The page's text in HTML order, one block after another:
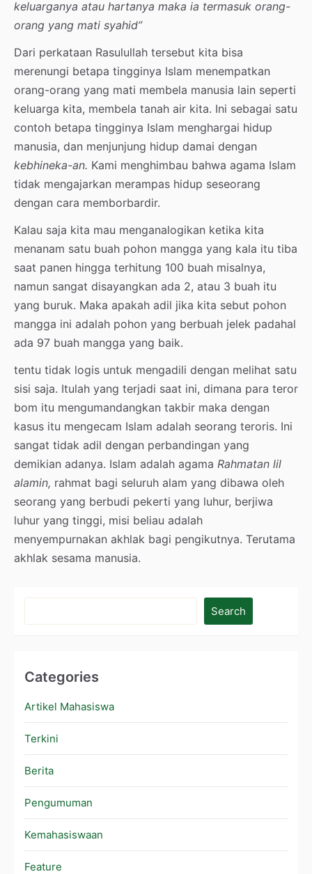
keluarganya atau hartanya maka ia termasuk orang-
orang yang mati syahid”
Dari perkataan Rasulullah tersebut kita bisa
merenungi betapa tingginya Islam menempatkan
orang-orang yang mati membela manusia lain seperti
keluarga kita, membela tanah air kita. Ini sebagai satu
contoh betapa tingginya Islam menghargai hidup
manusia, dan menjunjung hidup damai dengan
kebhineka-an. Kami menghimbau bahwa agama Islam
tidak mengajarkan merampas hidup seseorang
dengan cara memborbardir.
Kalau saja kita mau menganalogikan ketika kita
menanam satu buah pohon mangga yang kala itu tiba
saat panen hingga terhitung 100 buah misalnya,
namun sangat disayangkan ada 2, atau 3 buah itu
yang buruk. Maka apakah adil jika kita sebut pohon
mangga ini adalah pohon yang berbuah jelek padahal
ada 97 buah mangga yang baik.
tentu tidak logis untuk mengadili dengan melihat satu
sisi saja. Itulah yang terjadi saat ini, dimana para teror
bom itu mengumandangkan takbir maka dengan
kasus itu mengecam Islam adalah seorang teroris. Ini
sangat tidak adil dengan perbandingan yang
demikian adanya. Islam adalah agama Rahmatan lil
alamin, rahmat bagi seluruh alam yang dibawa oleh
seorang yang berbudi pekerti yang luhur, berjiwa
luhur yang tinggi, misi beliau adalah
menyempurnakan akhlak bagi pengikutnya. Terutama
akhlak sesama manusia.
Search
Categories
Artikel Mahasiswa
Terkini
Berita
Pengumuman
Kemahasiswaan
Feature